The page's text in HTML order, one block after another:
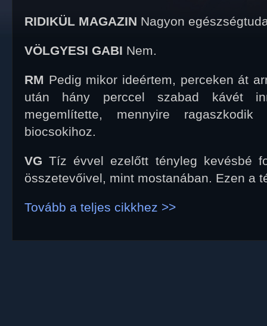
RIDIKÜL MAGAZIN Nagyon
VÖLGYESI GABI Nem.
RM Pedig mikor ideértem, perceken át
után hány perccel szabad kávét
megemlítette, mennyire
biocsokihoz.
VG Tíz évvel ezelőtt tényleg kevésbé
összetevőivel, mint mostanában. Ezen a
Tovább a teljes cikkhez >>